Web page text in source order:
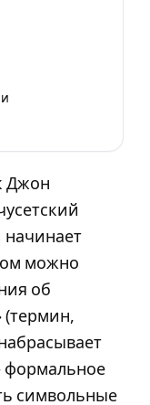
Джон
начинает
можно
об
(термин,
символьные